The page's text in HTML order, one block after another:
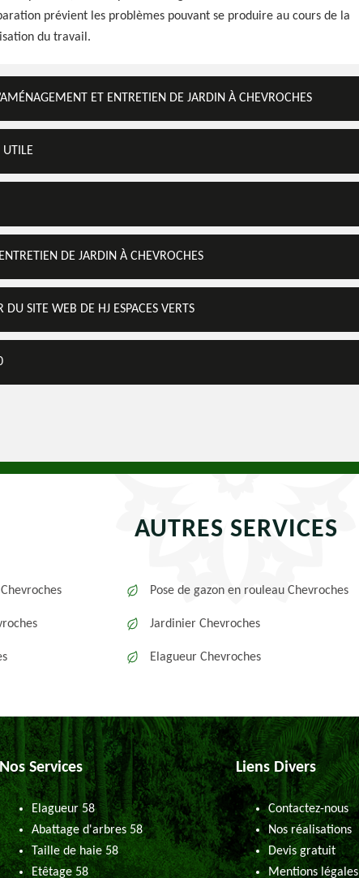
prévient les problèmes pouvant se produire au cours de la
du travail.
ET ENTRETIEN DE JARDIN À CHEVROCHES
UTILE
DE JARDIN À CHEVROCHES
SITE WEB DE HJ ESPACES VERTS
AUTRES SERVICES
Pose de gazon en rouleau Chevroches
Jardinier Chevroches
Elagueur Chevroches
Services
Elagueur 58
Abattage d'arbres 58
Taille de haie 58
Etêtage 58
Liens Divers
Contactez-nous
Nos réalisations
Devis gratuit
Mentions légales